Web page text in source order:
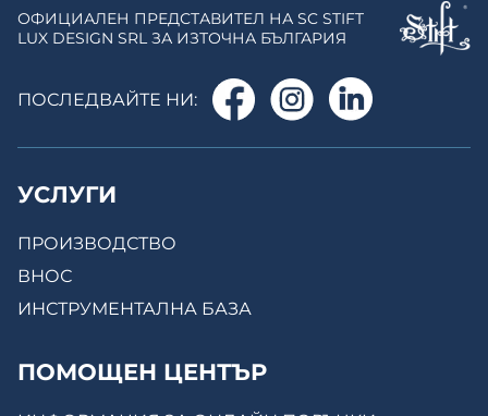
ОФИЦИАЛЕН ПРЕДСТАВИТЕЛ НА SC STIFT
LUX DESIGN SRL ЗА ИЗТОЧНА БЪЛГАРИЯ
ПОСЛЕДВАЙТЕ НИ:
УСЛУГИ
ПРОИЗВОДСТВО
ВНОС
ИНСТРУМЕНТАЛНА БАЗА
ПОМОЩЕН ЦЕНТЪР